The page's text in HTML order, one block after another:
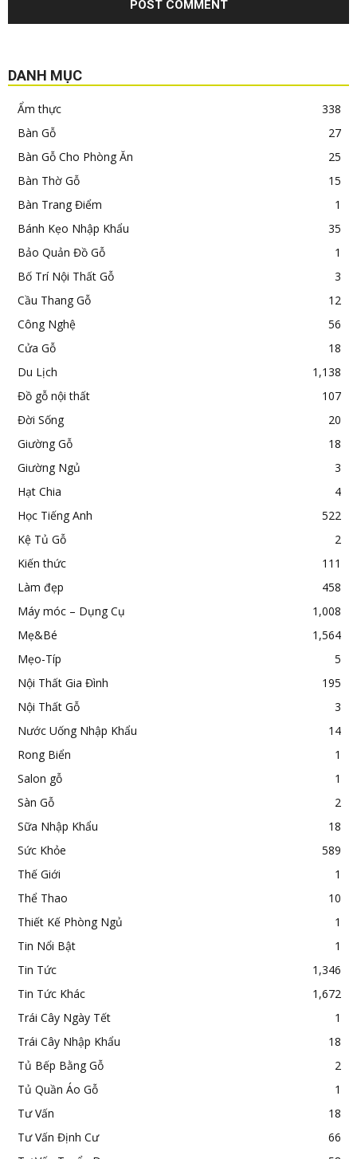
DANH MỤC
Ẩm thực
338
Bàn Gỗ
27
Bàn Gỗ Cho Phòng Ăn
25
Bàn Thờ Gỗ
15
Bàn Trang Điểm
1
Bánh Kẹo Nhập Khẩu
35
Bảo Quản Đồ Gỗ
1
Bố Trí Nội Thất Gỗ
3
Cầu Thang Gỗ
12
Công Nghệ
56
Cửa Gỗ
18
Du Lịch
1,138
Đồ gỗ nội thất
107
Đời Sống
20
Giường Gỗ
18
Giường Ngủ
3
Hạt Chia
4
Học Tiếng Anh
522
Kệ Tủ Gỗ
2
Kiến thức
111
Làm đẹp
458
Máy móc – Dụng Cụ
1,008
Mẹ&Bé
1,564
Mẹo-Típ
5
Nội Thất Gia Đình
195
Nội Thất Gỗ
3
Nước Uống Nhập Khẩu
14
Rong Biển
1
Salon gỗ
1
Sàn Gỗ
2
Sữa Nhập Khẩu
18
Sức Khỏe
589
Thế Giới
1
Thể Thao
10
Thiết Kế Phòng Ngủ
1
Tin Nổi Bật
1
Tin Tức
1,346
Tin Tức Khác
1,672
Trái Cây Ngày Tết
1
Trái Cây Nhập Khẩu
18
Tủ Bếp Bằng Gỗ
2
Tủ Quần Áo Gỗ
1
Tư Vấn
18
Tư Vấn Định Cư
66